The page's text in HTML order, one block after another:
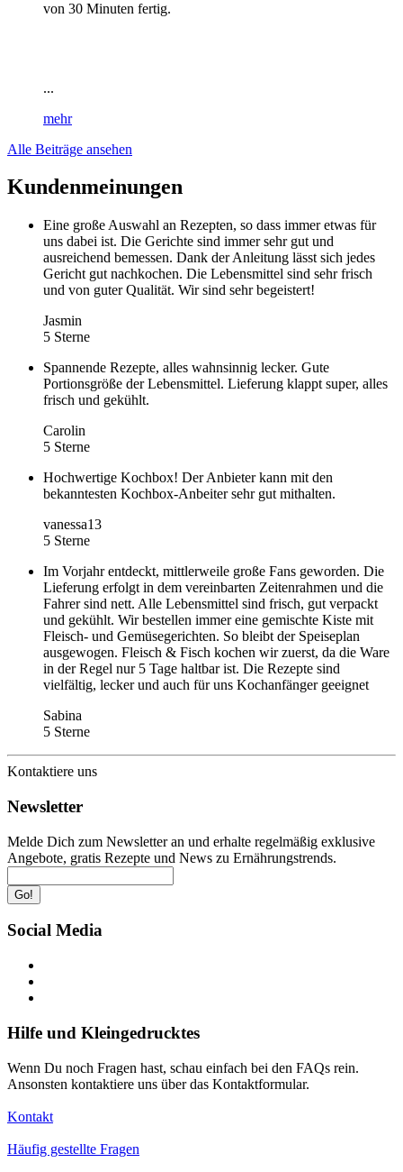
von 30 Minuten fertig.
...
mehr
Alle Beiträge ansehen
Kundenmeinungen
Eine große Auswahl an Rezepten, so dass immer etwas für
uns dabei ist. Die Gerichte sind immer sehr gut und
ausreichend bemessen. Dank der Anleitung lässt sich jedes
Gericht gut nachkochen. Die Lebensmittel sind sehr frisch
und von guter Qualität. Wir sind sehr begeistert!
Jasmin
5 Sterne
Spannende Rezepte, alles wahnsinnig lecker. Gute
Portionsgröße der Lebensmittel. Lieferung klappt super, alles
frisch und gekühlt.
Carolin
5 Sterne
Hochwertige Kochbox! Der Anbieter kann mit den
bekanntesten Kochbox-Anbeiter sehr gut mithalten.
vanessa13
5 Sterne
Im Vorjahr entdeckt, mittlerweile große Fans geworden. Die
Lieferung erfolgt in dem vereinbarten Zeitenrahmen und die
Fahrer sind nett. Alle Lebensmittel sind frisch, gut verpackt
und gekühlt. Wir bestellen immer eine gemischte Kiste mit
Fleisch- und Gemüsegerichten. So bleibt der Speiseplan
ausgewogen. Fleisch & Fisch kochen wir zuerst, da die Ware
in der Regel nur 5 Tage haltbar ist. Die Rezepte sind
vielfältig, lecker und auch für uns Kochanfänger geeignet
Sabina
5 Sterne
Kontaktiere uns
Newsletter
Melde Dich zum Newsletter an und erhalte regelmäßig exklusive
Angebote, gratis Rezepte und News zu Ernährungstrends.
Go!
Social Media
Hilfe und Kleingedrucktes
Wenn Du noch Fragen hast, schau einfach bei den FAQs rein.
Ansonsten kontaktiere uns über das Kontaktformular.
Kontakt
Häufig gestellte Fragen